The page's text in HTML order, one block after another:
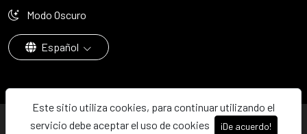
Este sitio utiliza cookies, para continuar utilizando el
servicio debe aceptar el uso de cookies
¡De acuerdo!
Modo Oscuro
Español
© 2026 - Dibujalia ha sido ⚙️ con ♥️ en ABC · Castilla-La Mancha ·